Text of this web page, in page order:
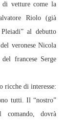
di vetture come la
Riolo (già
al debutto
veronese Nicola
francese Serge
ricche di interesse:
tutti. Il “nostro”
comando, dovrà